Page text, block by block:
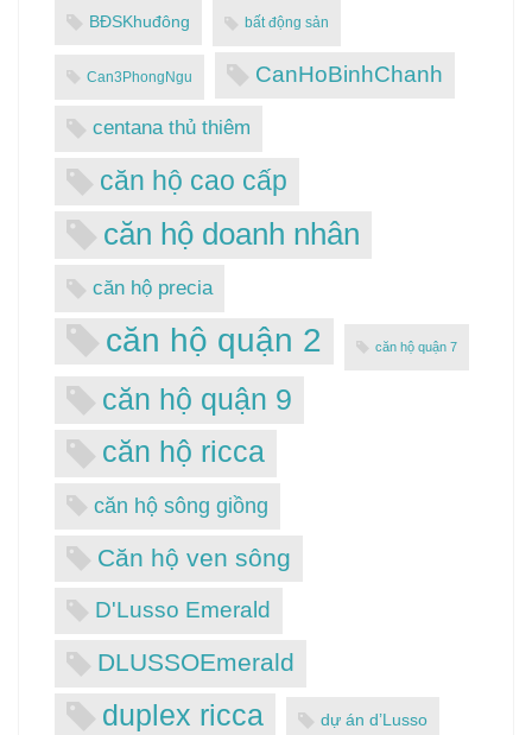
BĐSKhuđông bất động sản
Can3PhongNgu CanHoBinhChanh
centana thủ thiêm
căn hộ cao cấp
căn hộ doanh nhân
căn hộ precia
căn hộ quận 2 căn hộ quận 7
căn hộ quận 9
căn hộ ricca
căn hộ sông giồng
Căn hộ ven sông
D'Lusso Emerald
DLUSSOEmerald
duplex ricca dự án d’Lusso